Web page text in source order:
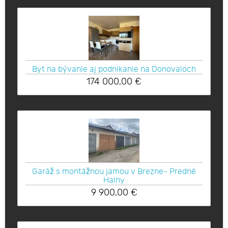
Byt na bývanie aj podnikanie na Donovaloch
174 000,00 €
Garáž s montážnou jamou v Brezne- Predné
Halny
9 900,00 €